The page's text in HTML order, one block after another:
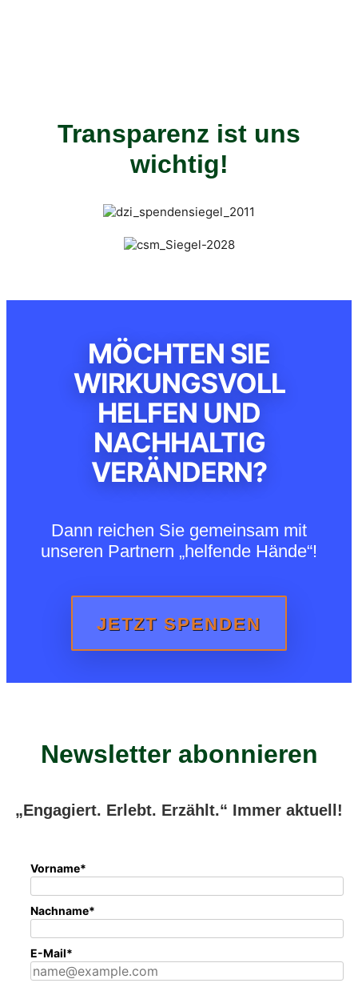
Transparenz ist uns
wichtig!
MÖCHTEN SIE
WIRKUNGSVOLL
HELFEN UND
NACHHALTIG
VERÄNDERN?
Dann reichen Sie gemeinsam mit
unseren Partnern „helfende Hände“!
JETZT SPENDEN
Newsletter abonnieren
„Engagiert. Erlebt. Erzählt.“ Immer aktuell!
Vorname*
Nachname*
E-Mail*